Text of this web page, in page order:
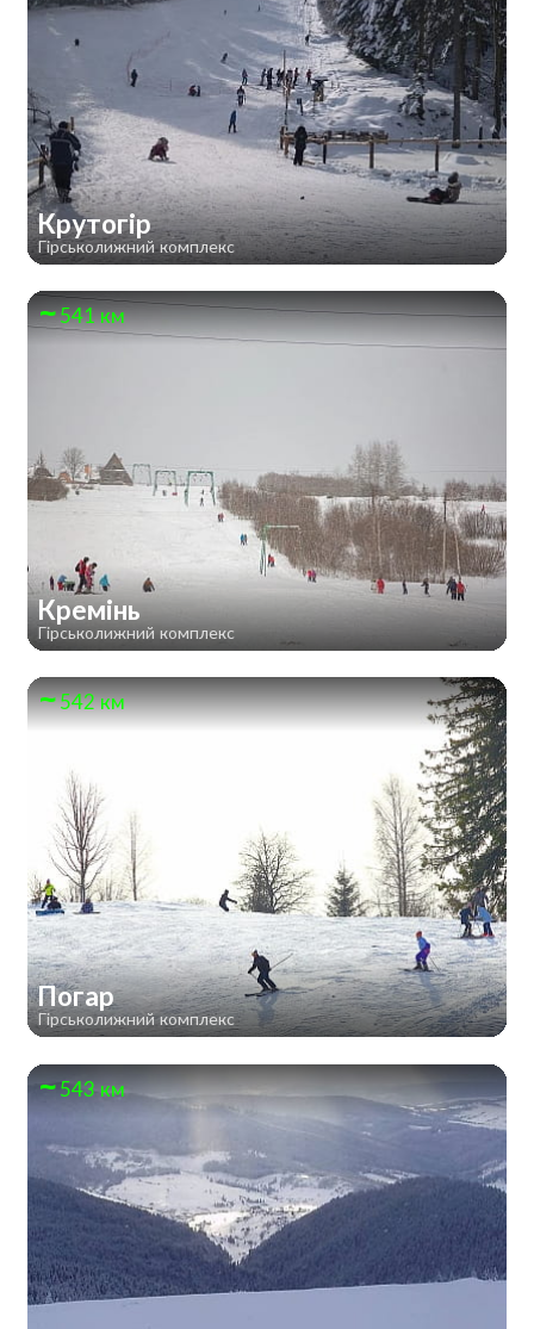
Крутогір
Гірськолижний комплекс
541 км
Кремінь
Гірськолижний комплекс
542 км
Погар
Гірськолижний комплекс
543 км